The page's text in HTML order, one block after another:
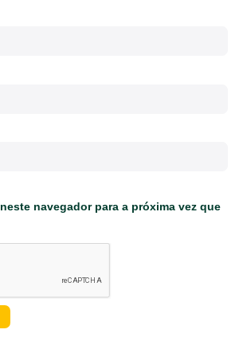
navegador para a próxima vez que